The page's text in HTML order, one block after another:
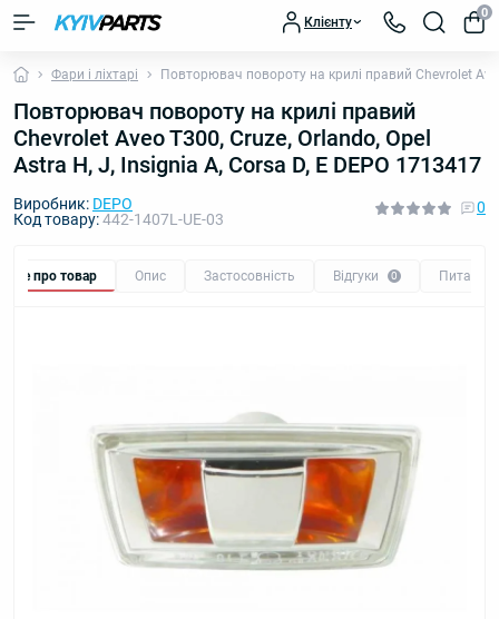
Клієнту
0
Фари і ліхтарі Повторювач повороту на крилі правий Chevrolet
Повторювач повороту на крилі правий
Chevrolet Aveo T300, Cruze, Orlando, Opel
Astra H, J, Insignia A, Corsa D, E DEPO 1713417
Виробник: DEPO
Код товару:442-1407L-UE-03
0
Все про товар Опис Застосовність Відгуки 0 Питання